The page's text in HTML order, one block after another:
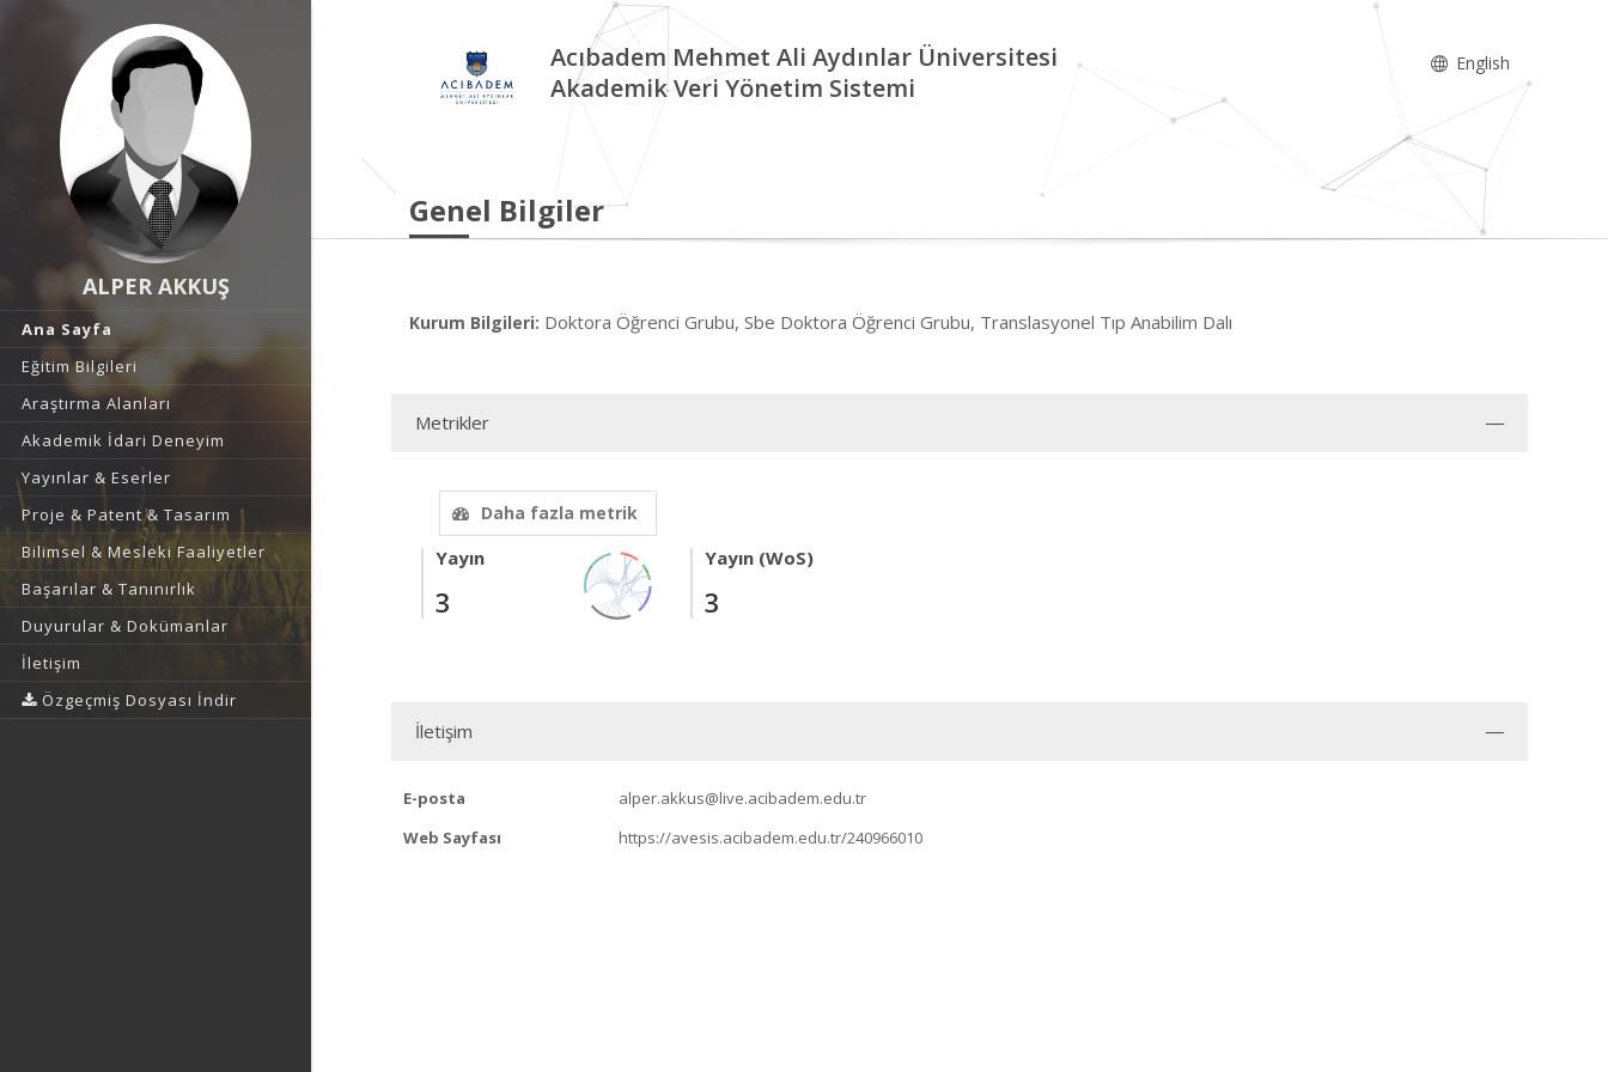
ALPER AKKUŞ
Ana Sayfa
Eğitim Bilgileri
Araştırma Alanları
Akademik İdari Deneyim
Yayınlar & Eserler
Proje & Patent & Tasarım
Bilimsel & Mesleki Faaliyetler
Başarılar & Tanınırlık
Duyurular & Dokümanlar
İletişim
Özgeçmiş Dosyası İndir
Acıbadem Mehmet Ali Aydınlar Üniversitesi
Akademik Veri Yönetim Sistemi
English
Genel Bilgiler
Kurum Bilgileri: Doktora Öğrenci Grubu, Sbe Doktora Öğrenci Grubu, Translasyonel Tıp Anabilim Dalı
Metrikler
Daha fazla metrik
Yayın
3
Yayın (WoS)
3
İletişim
E-posta
alper.akkus@live.acibadem.edu.tr
Web Sayfası
https://avesis.acibadem.edu.tr/240966010